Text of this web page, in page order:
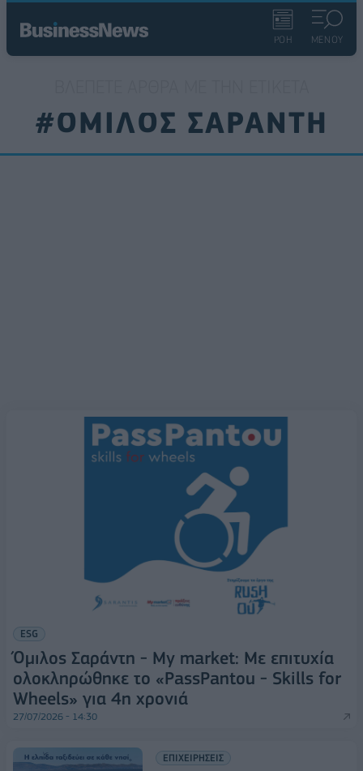
ΡΟΗ ΜΕΝΟΥ
#ΟΜΙΛΟΣ ΣΑΡΑΝΤΗ
ESG
Όμιλος Σαράντη - My market: Με επιτυχία
ολοκληρώθηκε το «PassPantou - Skills for
Wheels» για 4η χρονιά
27/07/2026 - 14:30
ΕΠΙΧΕΙΡΗΣΕΙΣ